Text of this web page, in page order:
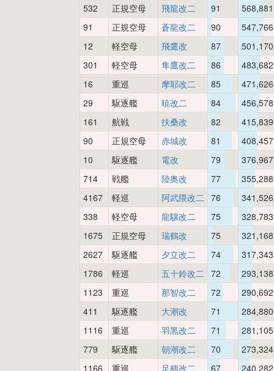
532
正規空母 飛龍改二 91
568,881
91
正規空母 蒼龍改二 90
547,766
12
軽空母 飛鷹改 87
501,170
301
軽空母 隼鷹改二 86
483,682
16
重巡 摩耶改二 85
471,626
29
駆逐艦 暁改二 84
456,578
161
航戦 扶桑改 82
415,839
90
正規空母 赤城改 81
408,457
10
駆逐艦 電改 79
376,967
714
戦艦 陸奥改 77
355,288
4167
軽巡 阿武隈改二 76
341,526
338
軽空母 龍驤改二 75
328,783
1675
正規空母 瑞鶴改 75
321,168
2627
駆逐艦 夕立改二 74
317,343
1786
軽巡 五十鈴改二 72
293,138
1123
重巡 那智改二 72
290,692
411
駆逐艦 大潮改 71
284,880
1116
重巡 羽黒改二 71
281,105
779
駆逐艦 朝潮改二 70
273,324
1166
重巡 足柄改二 67
240,282